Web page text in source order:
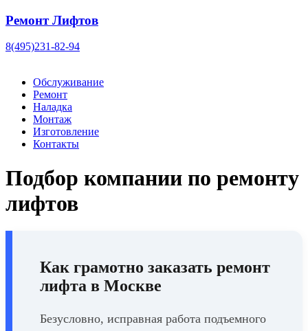
Ремонт Лифтов
8(495)231-82-94
Обслуживание
Ремонт
Наладка
Монтаж
Изготовление
Контакты
Подбор компании по ремонту
лифтов
Как грамотно заказать ремонт
лифта в Москве
Безусловно, исправная работа подъемного